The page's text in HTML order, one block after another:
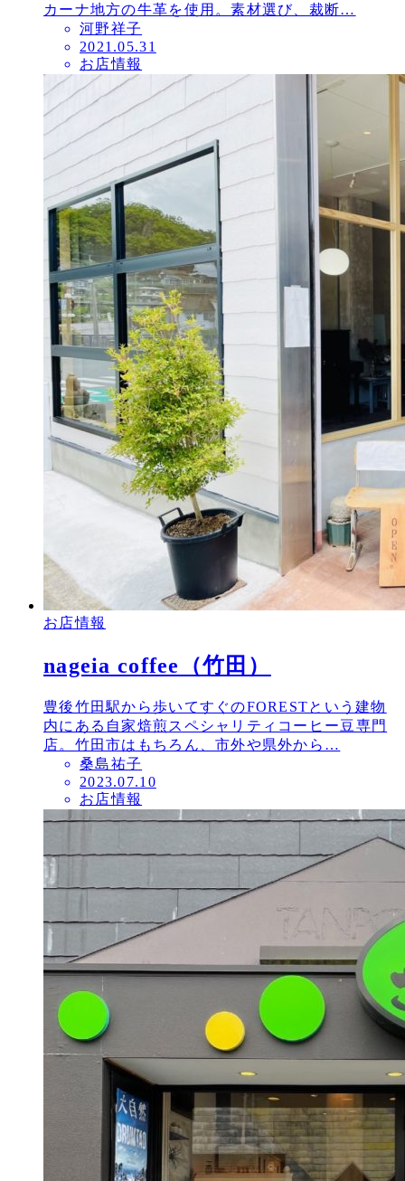
カーナ地方の牛革を使用。素材選び、裁断…
河野祥子
投
稿
日
2021.05.31
お店情報
お店情報
nageia coffee（竹田）
豊後竹田駅から歩いてすぐのFORESTという建物
内にある自家焙煎スペシャリティコーヒー豆専門
店。竹田市はもちろん、市外や県外から…
桑島祐子
投
稿
日
2023.07.10
お店情報